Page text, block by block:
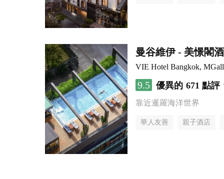
曼谷維伊 - 美憬閣
VIE Hotel Bangkok,
9.5 優異的 671 點評
靠近暹羅海洋世界
華人友善 親子酒店